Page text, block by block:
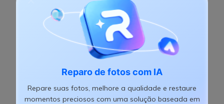
Reparo de fotos com IA
Repare suas fotos, melhore a qualidade e restaure
momentos preciosos com uma solução baseada em